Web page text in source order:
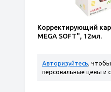
Корректирующий
MEGA SOFT", 12мл.
Авторизуйтесь,
персональные цены и